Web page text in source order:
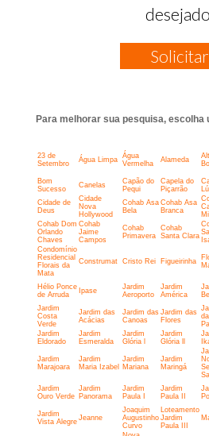
desejado.
Solicitar
Para melhorar sua pesquisa, escolha
23 de
Setembro
Água Limpa
Água
Vermelha
Alameda
Bom
Sucesso
Canelas
Capão do
Pequi
Capela do
Piçarrão
Cidade de
Deus
Cidade
Nova
Hollywood
Cohab Asa
Bela
Cohab Asa
Branca
Cohab Dom
Orlando
Chaves
Cohab
Jaime
Campos
Cohab
Primavera
Cohab
Santa Clara
Condomínio
Residencial
Florais da
Mata
Construmat Cristo Rei Figueirinha
Hélio Ponce
de Arruda
Ipase
Jardim
Aeroporto
Jardim
América
Jardim
Costa
Verde
Jardim das
Acácias
Jardim das
Canoas
Jardim das
Flores
Jardim
Eldorado
Jardim
Esmeralda
Jardim
Glória l
Jardim
Glória ll
Jardim
Marajoara
Jardim
Maria Izabel
Jardim
Mariana
Jardim
Maringá
Jardim
Ouro Verde
Jardim
Panorama
Jardim
Paula I
Jardim
Paula II
Jardim
Vista Alegre Jeanne
Joaquim
Augustinho
Curvo
Loteamento
Jardim
Paula III